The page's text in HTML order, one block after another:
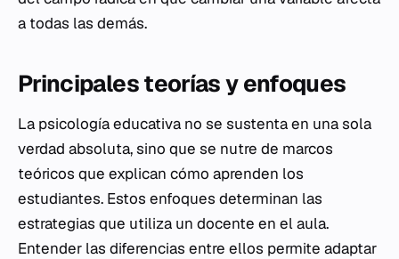
a todas las demás.
Principales teorías y enfoques
La psicología educativa no se sustenta en una sola
verdad absoluta, sino que se nutre de marcos
teóricos que explican cómo aprenden los
estudiantes. Estos enfoques determinan las
estrategias que utiliza un docente en el aula.
Entender las diferencias entre ellos permite adaptar